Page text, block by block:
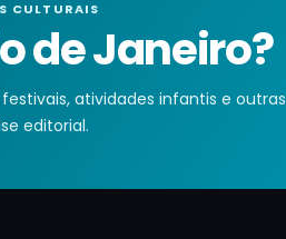
CULTURAIS
de Janeiro?
atividades infantis e outras
editorial.